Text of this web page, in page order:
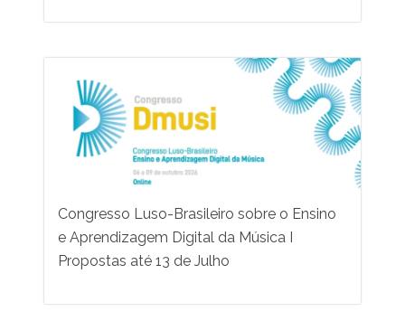
Congresso Luso-Brasileiro sobre o Ensino
e Aprendizagem Digital da Música I
Propostas até 13 de Julho